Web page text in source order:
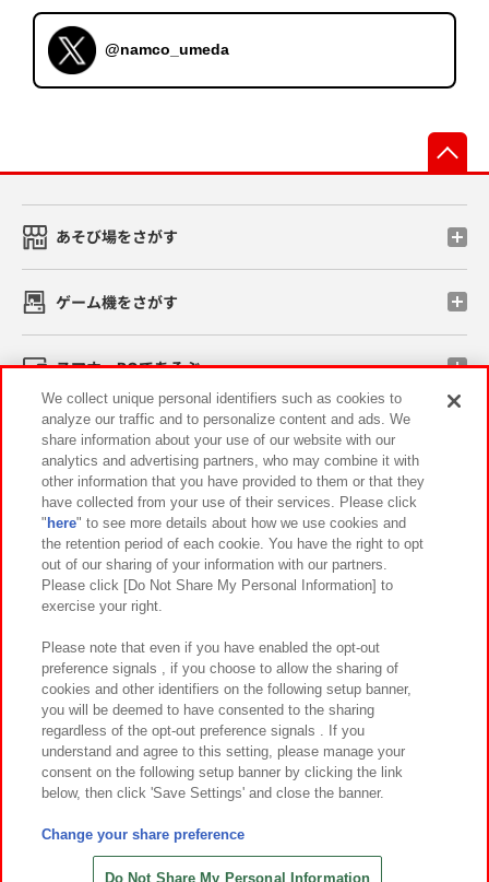
@namco_umeda
あそび場をさがす
ゲーム機をさがす
スマホ・PCであそぶ
イベント・キャンペーン
関連会社 サステナビリティ サイトポリシー
プライバシーポリシー ウェブアクセシビリティ方針と検証結果
お取引先さまとともに
カスタマーハラスメント対応方針 よくあるご質問・お問い合わせ
©Bandai Namco Amusement Inc.
©Bandai Namco Amusement Lab Inc.
©HANAYASHIKI Co., Ltd. All Rights Reserved.
We collect unique personal identifiers such as cookies to
analyze our traffic and to personalize content and ads. We
share information about your use of our website with our
analytics and advertising partners, who may combine it with
other information that you have provided to them or that they
have collected from your use of their services. Please click
" here" to see more details about how we use cookies and
the retention period of each cookie. You have the right to opt
out of our sharing of your information with our partners.
Please click [Do Not Share My Personal Information] to
exercise your right.
Please note that even if you have enabled the opt-out
preference signals , if you choose to allow the sharing of
cookies and other identifiers on the following setup banner,
you will be deemed to have consented to the sharing
regardless of the opt-out preference signals . If you
understand and agree to this setting, please manage your
consent on the following setup banner by clicking the link
below, then click 'Save Settings' and close the banner.
Change your share preference
Do Not Share My Personal Information